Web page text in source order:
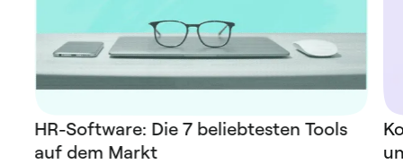
HR-Software: Die 7 beliebtesten Tools
auf dem Markt